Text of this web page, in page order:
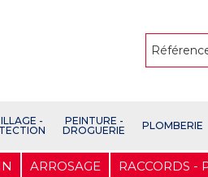
-
PEINTURE -
DROGUERIE
PLOMBERIE
ARROSAGE RACCORDS -